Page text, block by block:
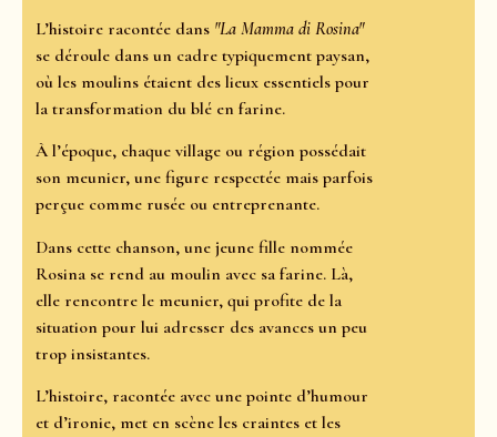
L’histoire racontée dans "La Mamma di Rosina"
se déroule dans un cadre typiquement paysan,
où les moulins étaient des lieux essentiels pour
la transformation du blé en farine.
À l’époque, chaque village ou région possédait
son meunier, une figure respectée mais parfois
perçue comme rusée ou entreprenante.
Dans cette chanson, une jeune fille nommée
Rosina se rend au moulin avec sa farine. Là,
elle rencontre le meunier, qui profite de la
situation pour lui adresser des avances un peu
trop insistantes.
L’histoire, racontée avec une pointe d’humour
et d’ironie, met en scène les craintes et les